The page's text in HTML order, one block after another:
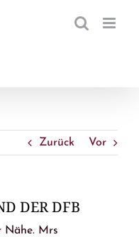
Zurück Vor
DER DFB
Nähe. Mrs